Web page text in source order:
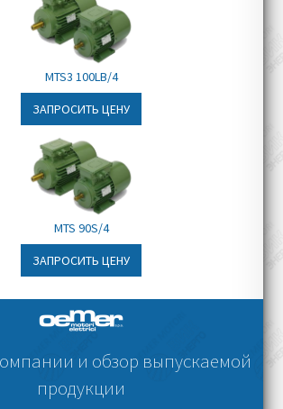
MTS3 100LB/4
ЗАПРОСИТЬ ЦЕНУ
MTS 90S/4
ЗАПРОСИТЬ ЦЕНУ
и обзор выпускаемой
продукции